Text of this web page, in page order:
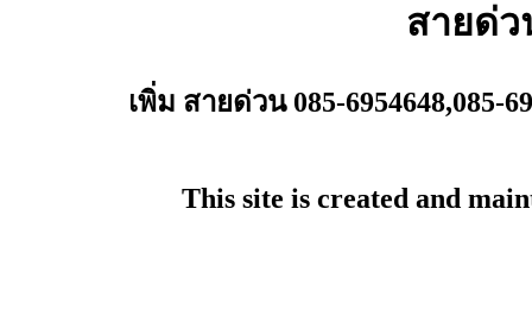
สายด่ว
เพิ่ม สายด่วน 085-6954648,085-
This site is created and